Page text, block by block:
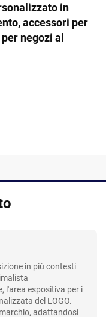
in
accessori per
negozi al
in più contesti
l'area espositiva per i
del LOGO.
adattandosi